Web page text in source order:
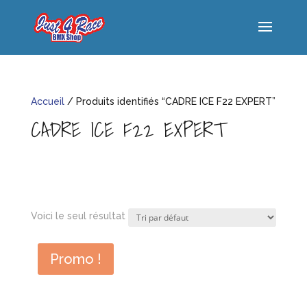
Accueil/ Produits identifiés “CADRE ICE F22 EXPERT”
CADRE ICE F22 EXPERT
Voici le seul résultat
Promo !